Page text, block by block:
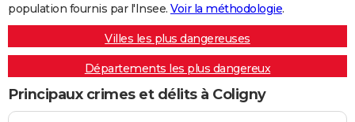
population fournis par l'Insee. Voir la méthodologie.
Villes les plus dangereuses
Départements les plus dangereux
Principaux crimes et délits à Coligny